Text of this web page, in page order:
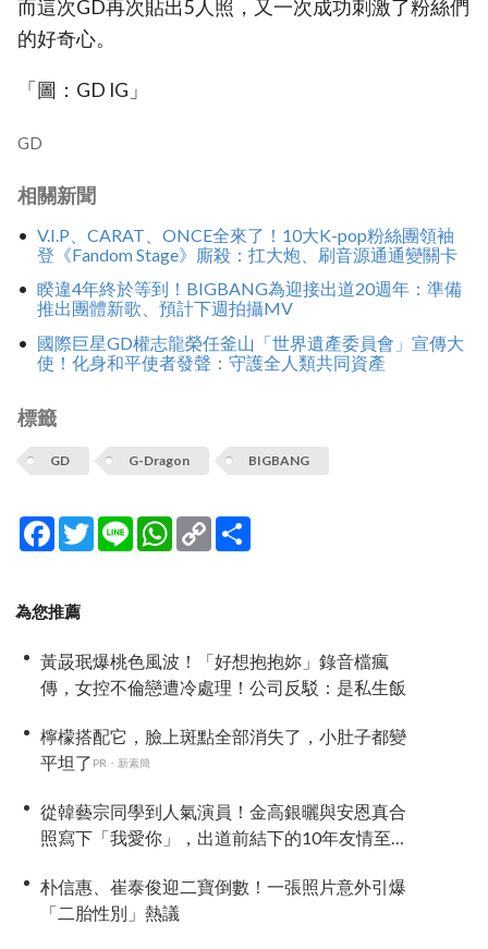
而這次GD再次貼出5人照，又一次成功刺激了粉絲們
的好奇心。
「圖：GD IG」
GD
相關新聞
V.I.P、CARAT、ONCE全來了！10大K-pop粉絲團領袖
登《Fandom Stage》廝殺：扛大炮、刷音源通通變關卡
睽違4年終於等到！BIGBANG為迎接出道20週年：準備
推出團體新歌、預計下週拍攝MV
國際巨星GD權志龍榮任釜山「世界遺產委員會」宣傳大
使！化身和平使者發聲：守護全人類共同資產
標籤
GD G-Dragon BIGBANG
Facebook
TwitterLine WhatsApp
Copy
Link
為您推薦
黃晸珉爆桃色風波！「好想抱抱妳」錄音檔瘋
傳，女控不倫戀遭冷處理！公司反駁：是私生飯
檸檬搭配它，臉上斑點全部消失了，小肚子都變
平坦了 PR・新素簡
從韓藝宗同學到人氣演員！金高銀曬與安恩真合
照寫下「我愛你」，出道前結下的10年友情至今
朴信惠、崔泰俊迎二寶倒數！一張照片意外引爆
「二胎性別」熱議